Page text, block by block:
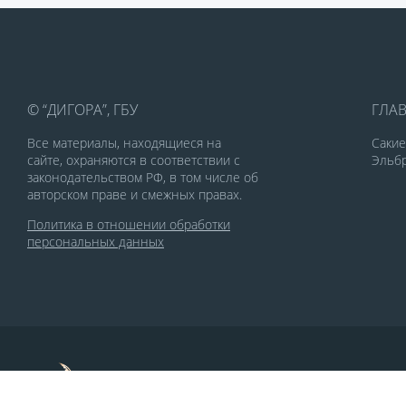
© “ДИГОРА”, ГБУ
Все материалы, находящиеся на
сайте, охраняются в соответствии с
законодательством РФ, в том числе об
авторском праве и смежных правах.
Политика в отношении обработки
персональных данных